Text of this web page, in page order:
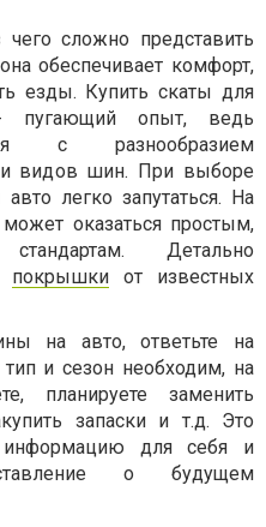
сложно представить
обеспечивает комфорт,
езды. Купить скаты для
пугающий опыт, ведь
с разнообразием
и видов шин. При выборе
легко запутаться. На
оказаться простым,
Детально
покрышкиот известных
на авто, ответьте на
и сезон необходим, на
планируете заменить
запаски и т.д. Это
информацию для себя и
о будущем